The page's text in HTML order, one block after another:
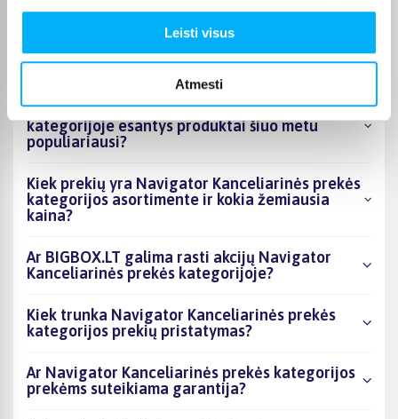
Leisti visus
Atmesti
DUK
Kokie Navigator Kanceliarinės prekės
kategorijoje esantys produktai šiuo metu
populiariausi?
Kiek prekių yra Navigator Kanceliarinės prekės
kategorijos asortimente ir kokia žemiausia
kaina?
Ar BIGBOX.LT galima rasti akcijų Navigator
Kanceliarinės prekės kategorijoje?
Kiek trunka Navigator Kanceliarinės prekės
kategorijos prekių pristatymas?
Ar Navigator Kanceliarinės prekės kategorijos
prekėms suteikiama garantija?